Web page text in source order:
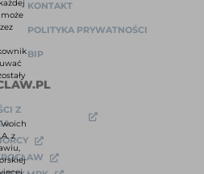
KONTAKT
POLITYKA PRYWATNOŚCI
BIP
Z
z